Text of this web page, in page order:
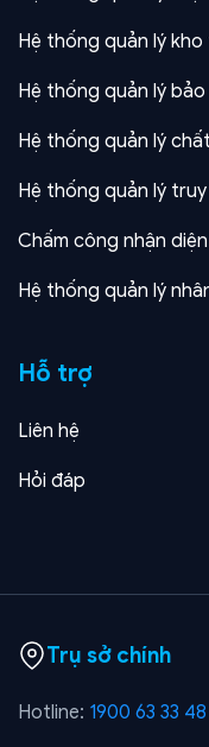
Hệ thống quản lý
Hệ thống quản lý
Hệ thống quản lý
Hệ thống quản lý
Chấm công nhận
Hệ thống quản lý
Hỗ trợ
Liên hệ
Hỏi đáp
Trụ sở chính
Hotline: 1900 63 33 48